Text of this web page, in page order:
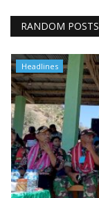
RANDOM POSTS
Headlines